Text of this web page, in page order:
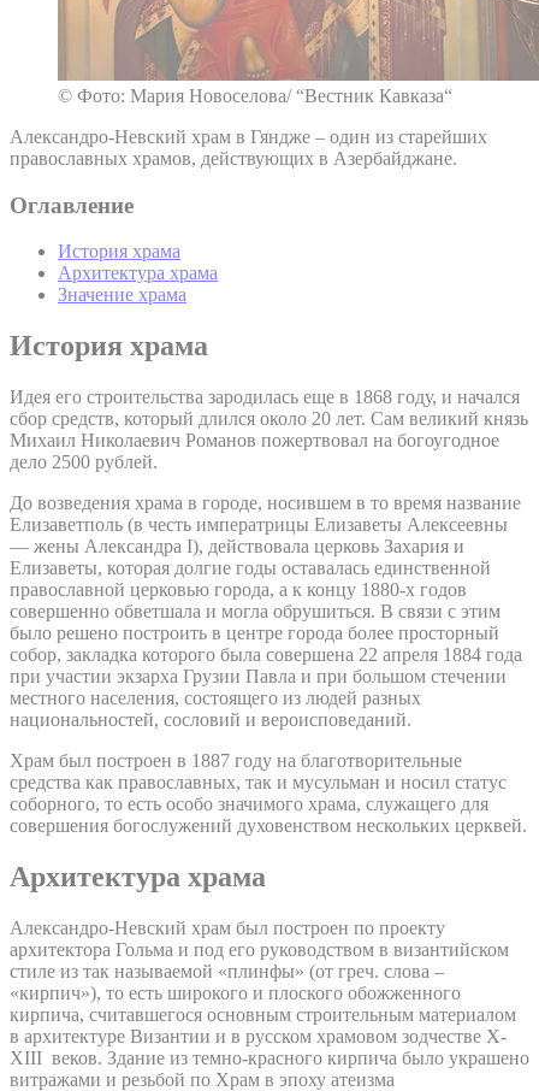
© Фото: Мария Новоселова/ “Вестник Кавказа“
Александро-Невский храм в Гяндже – один из старейших
православных храмов, действующих в Азербайджане.
Оглавление
История храма
Архитектура храма
Значение храма
История храма
Идея его строительства зародилась еще в 1868 году, и начался
сбор средств, который длился около 20 лет. Сам великий князь
Михаил Николаевич Романов пожертвовал на богоугодное
дело 2500 рублей.
До возведения храма в городе, носившем в то время название
Елизаветполь (в честь императрицы Елизаветы Алексеевны
— жены Александра I), действовала церковь Захария и
Елизаветы, которая долгие годы оставалась единственной
православной церковью города, а к концу 1880-х годов
совершенно обветшала и могла обрушиться. В связи с этим
было решено построить в центре города более просторный
собор, закладка которого была совершена 22 апреля 1884 года
при участии экзарха Грузии Павла и при большом стечении
местного населения, состоящего из людей разных
национальностей, сословий и вероисповеданий.
Храм был построен в 1887 году на благотворительные
средства как православных, так и мусульман и носил статус
соборного, то есть особо значимого храма, служащего для
совершения богослужений духовенством нескольких церквей.
Архитектура храма
Александро-Невский храм был построен по проекту
архитектора Гольма и под его руководством в византийском
стиле из так называемой «плинфы» (от греч. слова –
«кирпич»), то есть широкого и плоского обожженного
кирпича, считавшегося основным строительным материалом
в архитектуре Византии и в русском храмовом зодчестве X-
XIII веков. Здание из темно-красного кирпича было украшено
витражами и резьбой по Храм в эпоху атеизма